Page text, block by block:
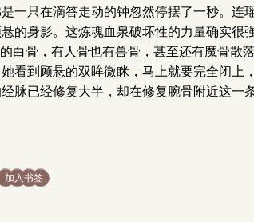
一只在滴答走动的钟忽然停摆了一秒。连
的身影。这炼魂血泉破坏性的力量确实很
白骨，有人骨也有兽骨，甚至还有魔骨散
看到顾悬的双眸微眯，马上就要完全闭上
脉已经修复大半，却在修复腕骨附近这一
加入书签